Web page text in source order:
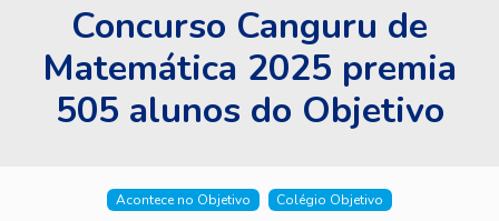
Concurso Canguru de
Matemática 2025 premia
505 alunos do Objetivo
Acontece no Objetivo Colégio Objetivo